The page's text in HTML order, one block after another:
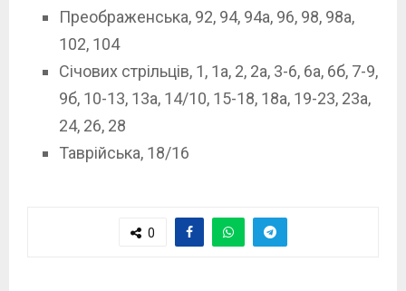
Преображенська, 92, 94, 94а, 96, 98, 98а,
102, 104
Січових стрільців, 1, 1а, 2, 2а, 3-6, 6а, 6б, 7-9,
9б, 10-13, 13а, 14/10, 15-18, 18а, 19-23, 23а,
24, 26, 28
Таврійська, 18/16
0